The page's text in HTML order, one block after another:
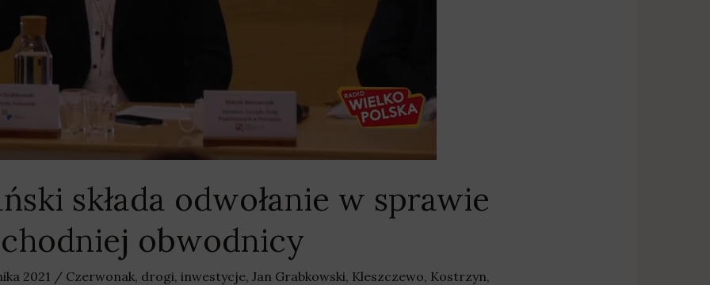
składa odwołanie w sprawie
obwodnicy
2021 / Czerwonak, drogi, inwestycje, Jan Grabkowski, Kleszczewo, Kostrzyn,